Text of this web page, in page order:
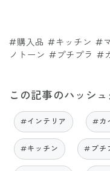
#購入品 #キッチン #
ノトーン #プチプラ #
この記事のハッシ
#インテリア #カ
#キッチン #プチ